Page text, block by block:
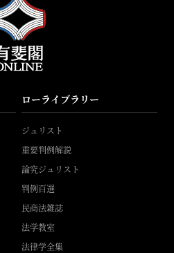
ローライブラリー
ジュリスト
重要判例解説
論究ジュリスト
判例百選
民商法雑誌
法学教室
法律学全集